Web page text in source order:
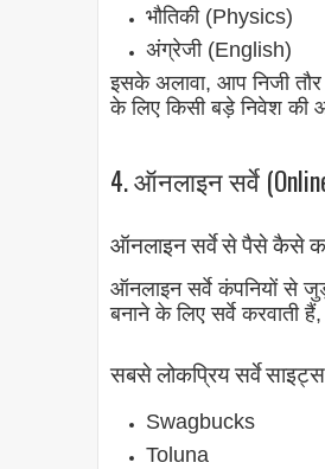
भौतिकी (Physics)
अंग्रेजी (English)
इसके अलावा, आप निजी
के लिए किसी बड़े निवेश की
4. ऑनलाइन सर्वे
ऑनलाइन सर्वे से पैसे कैसे
ऑनलाइन सर्वे कंपनियों से
बनाने के लिए सर्वे करवाती
सबसे लोकप्रिय सर्वे
Swagbucks
Toluna